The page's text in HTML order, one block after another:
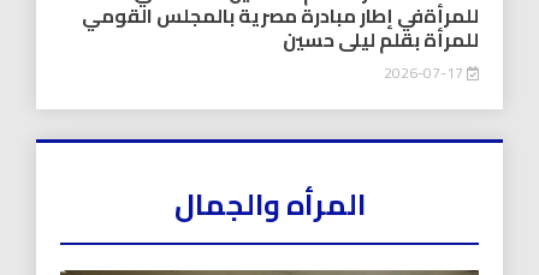
للمرأةفي إطار مبادرة مصرية بالمجلس القومي
للمرأة بقلم ليلى حسين
المرأه والجمال